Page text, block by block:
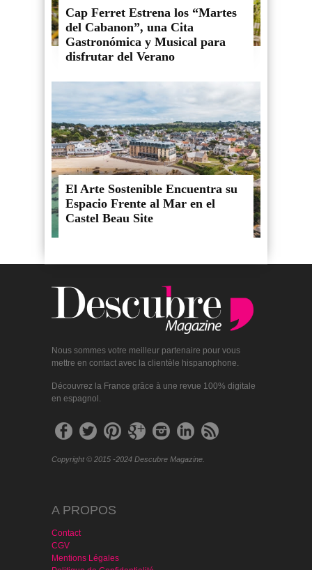
Cap Ferret Estrena los “Martes
del Cabanon”, una Cita
Gastronómica y Musical para
disfrutar del Verano
El Arte Sostenible Encuentra su
Espacio Frente al Mar en el
Castel Beau Site
Nous sommes votre meilleur partenaire pour vous
mettre en contact avec la clientèle hispanophone.
Découvrez la France grâce à une revue 100% digitale
en espagnol.
Copyright © 2015 -2024 Descubre Magazine.
A PROPOS
Contact
CGV
Mentions Légales